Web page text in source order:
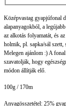
Középvastag gyapjúfonal
alapanyagokból, a
az alkotás folyamatát, és
holmik, pl. sapka/sál szett,
Melegen ajánlom :) A
szavatolják, hogy
módon állítják elő.
100g / 170m
Anyagösszetétel: 25%